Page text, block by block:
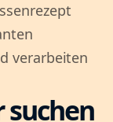
verarbeiten
suchen